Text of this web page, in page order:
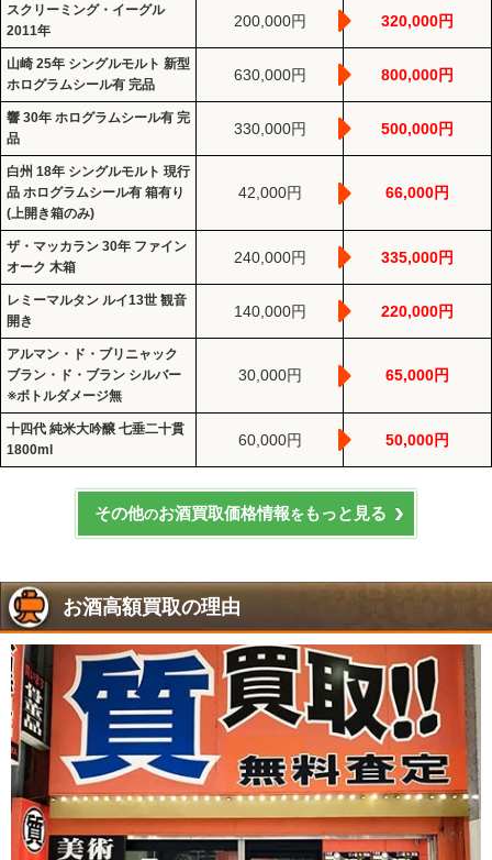
スクリーミング・イーグル
2011年
200,000円 320,000円
山崎 25年 シングルモルト 新型
ホログラムシール有 完品
630,000円 800,000円
響 30年 ホログラムシール有 完
品
330,000円 500,000円
白州 18年 シングルモルト 現行
品 ホログラムシール有 箱有り
(上開き箱のみ)
42,000円 66,000円
ザ・マッカラン 30年 ファイン
オーク 木箱
240,000円 335,000円
レミーマルタン ルイ13世 観音
開き
140,000円 220,000円
アルマン・ド・ブリニャック
ブラン・ド・ブラン シルバー
※ボトルダメージ無
30,000円 65,000円
十四代 純米大吟醸 七垂二十貫
1800ml
60,000円 50,000円
その他のお酒買取価格情報を もっと見る
お酒高額買取の理由